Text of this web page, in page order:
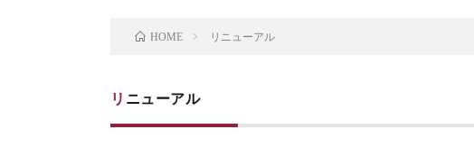
HOME リニューアル
リニューアル